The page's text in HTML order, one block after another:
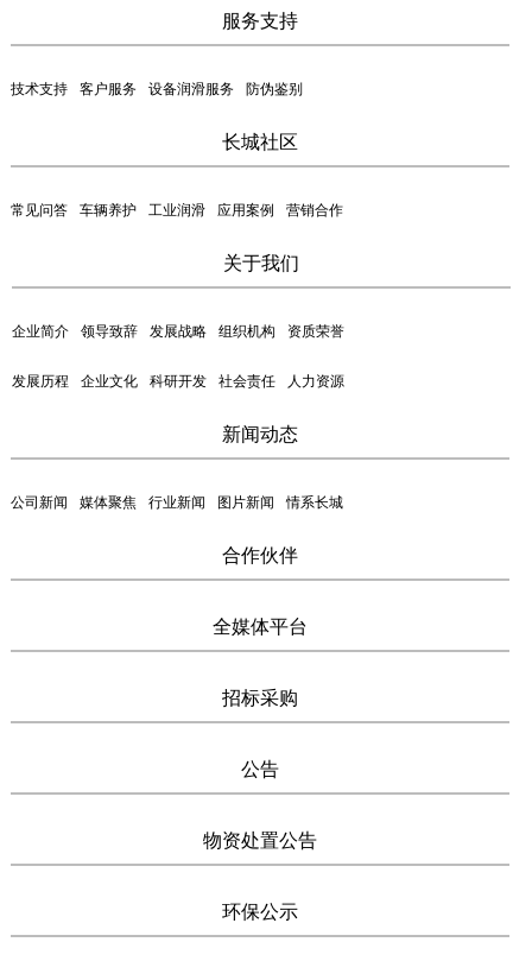
服务支持
技术支持 客户服务 设备润滑服务 防伪鉴别
长城社区
常见问答 车辆养护 工业润滑 应用案例 营销合作
关于我们
企业简介 领导致辞 发展战略 组织机构 资质荣誉
发展历程 企业文化 科研开发 社会责任 人力资源
新闻动态
公司新闻 媒体聚焦 行业新闻 图片新闻 情系长城
合作伙伴
全媒体平台
招标采购
公告
物资处置公告
环保公示